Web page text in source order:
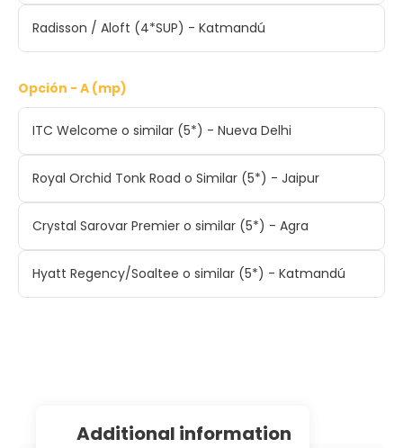
Radisson / Aloft (4*SUP) - Katmandú
Opción - A (mp)
ITC Welcome o similar (5*) - Nueva Delhi
Royal Orchid Tonk Road o Similar (5*) - Jaipur
Crystal Sarovar Premier o similar (5*) - Agra
Hyatt Regency/Soaltee o similar (5*) - Katmandú
additional information